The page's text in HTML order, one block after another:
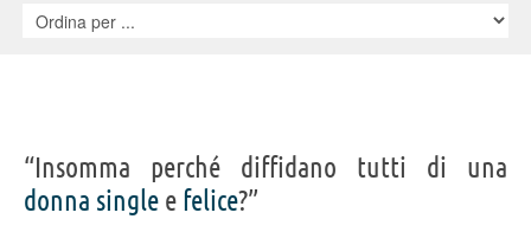
“Insomma perché diffidano tutti di una
donna single e felice?”